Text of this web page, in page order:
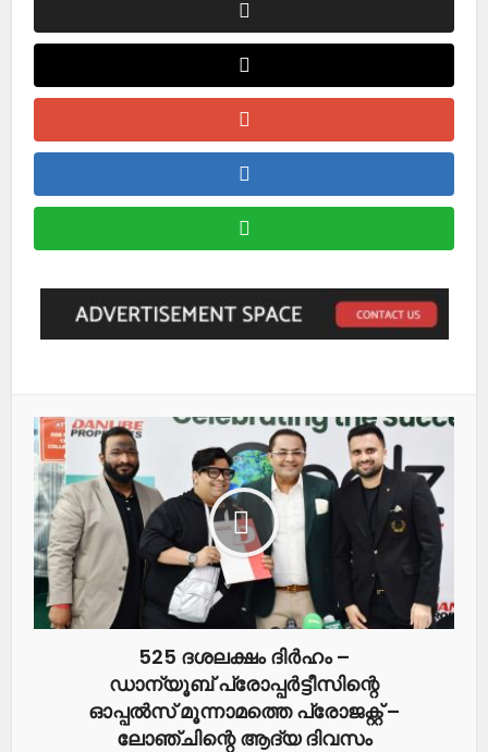
525 ദശലക്ഷം ദിർഹം –
ഡാന്യൂബ് പ്രോപ്പർട്ടീസിന്റെ
ഓപ്പൽസ് മൂന്നാമത്തെ പ്രോജക്റ്റ് –
ലോഞ്ചിന്റെ ആദ്യ ദിവസം